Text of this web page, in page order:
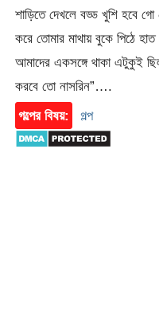
শাড়িতে দেখলে বড্ড খুশি হবে
করে তোমার মাথায় বুকে পিঠে
আমাদের একসঙ্গে থাকা এটুকুই
করবে তো নাসরিন”….
গল্পের বিষয়:
গল্প